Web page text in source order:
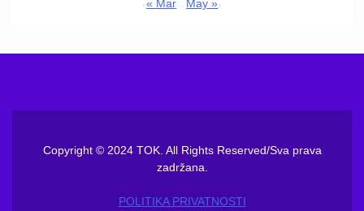
« Mar May »
Copyright © 2024 TOK. All Rights Reserved/Sva prava
zadržana.
POLITIKA PRIVATNOSTI